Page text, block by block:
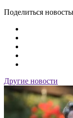
Поделиться
Другие новости